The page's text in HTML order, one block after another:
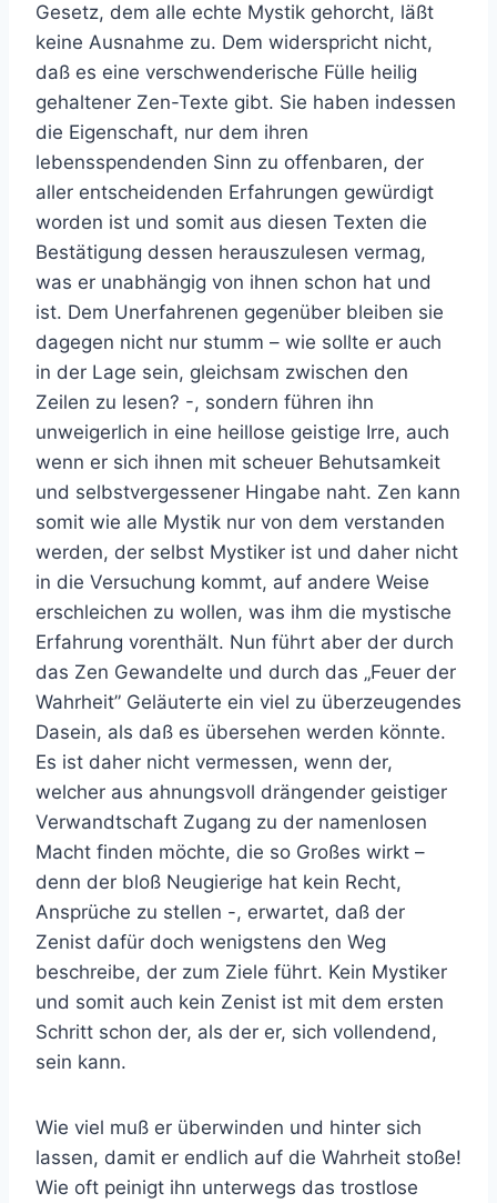
Gesetz, dem alle echte Mystik gehorcht, läßt
keine Ausnahme zu. Dem widerspricht nicht,
daß es eine verschwenderische Fülle heilig
gehaltener Zen-Texte gibt. Sie haben indessen
die Eigenschaft, nur dem ihren
lebensspendenden Sinn zu offenbaren, der
aller entscheidenden Erfahrungen gewürdigt
worden ist und somit aus diesen Texten die
Bestätigung dessen herauszulesen vermag,
was er unabhängig von ihnen schon hat und
ist. Dem Unerfahrenen gegenüber bleiben sie
dagegen nicht nur stumm – wie sollte er auch
in der Lage sein, gleichsam zwischen den
Zeilen zu lesen? -, sondern führen ihn
unweigerlich in eine heillose geistige Irre, auch
wenn er sich ihnen mit scheuer Behutsamkeit
und selbstvergessener Hingabe naht. Zen kann
somit wie alle Mystik nur von dem verstanden
werden, der selbst Mystiker ist und daher nicht
in die Versuchung kommt, auf andere Weise
erschleichen zu wollen, was ihm die mystische
Erfahrung vorenthält. Nun führt aber der durch
das Zen Gewandelte und durch das „Feuer der
Wahrheit” Geläuterte ein viel zu überzeugendes
Dasein, als daß es übersehen werden könnte.
Es ist daher nicht vermessen, wenn der,
welcher aus ahnungsvoll drängender geistiger
Verwandtschaft Zugang zu der namenlosen
Macht finden möchte, die so Großes wirkt –
denn der bloß Neugierige hat kein Recht,
Ansprüche zu stellen -, erwartet, daß der
Zenist dafür doch wenigstens den Weg
beschreibe, der zum Ziele führt. Kein Mystiker
und somit auch kein Zenist ist mit dem ersten
Schritt schon der, als der er, sich vollendend,
sein kann.
Wie viel muß er überwinden und hinter sich
lassen, damit er endlich auf die Wahrheit stoße!
Wie oft peinigt ihn unterwegs das trostlose